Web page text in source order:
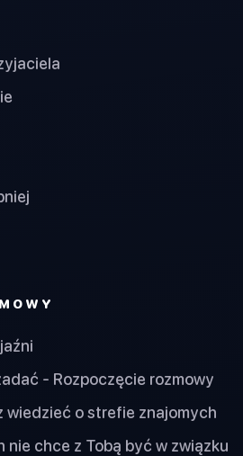
- Rozpoczęcie rozmowy
wiedzieć o strefie znajomych
nie chce z Tobą być w związku